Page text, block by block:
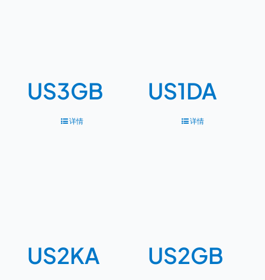
US3GB
详情
US1DA
详情
US2KA US2GB